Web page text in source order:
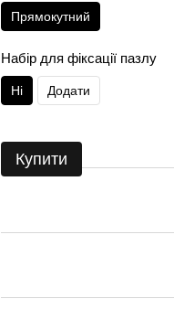
Прямокутний
Набір для фіксації пазлу
Ні Додати
Купити